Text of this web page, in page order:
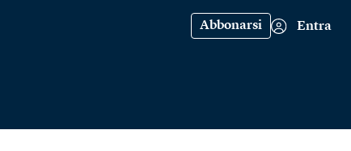
Abbonarsi Entra